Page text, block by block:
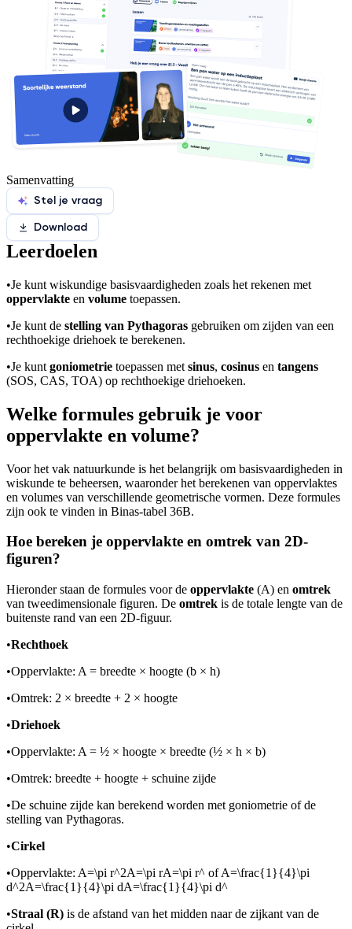
Samenvatting
Stel je vraag
Download
Leerdoelen
•Je kunt wiskundige basisvaardigheden zoals het rekenen met
oppervlakte en volume toepassen.
•Je kunt de stelling van Pythagoras gebruiken om zijden van een
rechthoekige driehoek te berekenen.
•Je kunt goniometrie toepassen met sinus, cosinus en tangens
(SOS, CAS, TOA) op rechthoekige driehoeken.
Welke formules gebruik je voor
oppervlakte en volume?
Voor het vak natuurkunde is het belangrijk om basisvaardigheden in
wiskunde te beheersen, waaronder het berekenen van oppervlaktes
en volumes van verschillende geometrische vormen. Deze formules
zijn ook te vinden in Binas-tabel 36B.
Hoe bereken je oppervlakte en omtrek van 2D-
figuren?
Hieronder staan de formules voor de oppervlakte (A) en omtrek
van tweedimensionale figuren. De omtrek is de totale lengte van de
buitenste rand van een 2D-figuur.
•Rechthoek
•Oppervlakte: A = breedte × hoogte (b × h)
•Omtrek: 2 × breedte + 2 × hoogte
•Driehoek
•Oppervlakte: A = ½ × hoogte × breedte (½ × h × b)
•Omtrek: breedte + hoogte + schuine zijde
•De schuine zijde kan berekend worden met goniometrie of de
stelling van Pythagoras.
•Cirkel
•Oppervlakte: A=\pi r^2A=\pi rA=\pi r^ ofA=\frac{1}{4}\pi
d^2A=\frac{1}{4}\pi dA=\frac{1}{4}\pi d^
•Straal (R) is de afstand van het midden naar de zijkant van de